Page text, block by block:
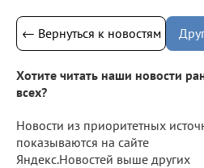
← Вернуться к новостям
Хотите читать наши новости
всех?
Новости из приоритетных
показываются на сайте
Яндекс.Новостей выше других